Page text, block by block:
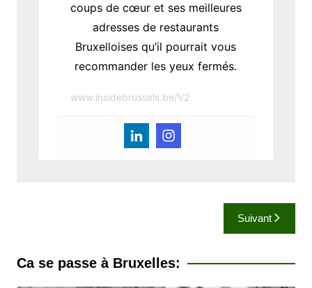
coups de cœur et ses meilleures
adresses de restaurants
Bruxelloises qu’il pourrait vous
recommander les yeux fermés.
www.insidebrussels.be/V2
v
Suivant
Ca se passe à Bruxelles: